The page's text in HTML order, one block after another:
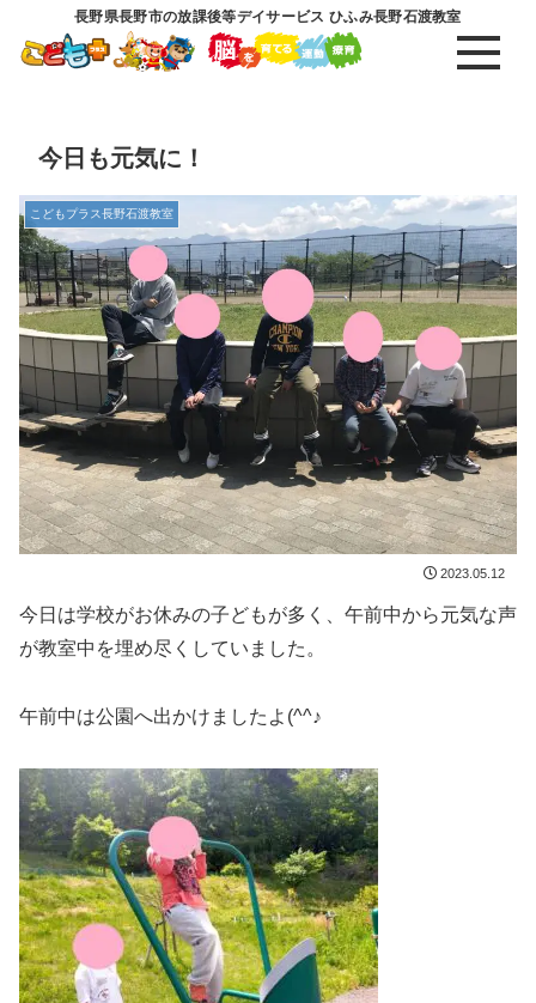
長野県長野市の放課後等デイサービス ひふみ長野石渡教室
今日も元気に！
こどもプラス長野石渡教室
2023.05.12
今日は学校がお休みの子どもが多く、午前中から元気な声
が教室中を埋め尽くしていました。
午前中は公園へ出かけましたよ(^^♪